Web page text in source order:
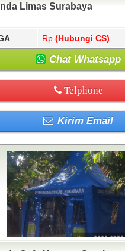
Limas Surabaya
Rp. (Hubungi CS)
Chat Whatsapp
Telphone
Kirim Email